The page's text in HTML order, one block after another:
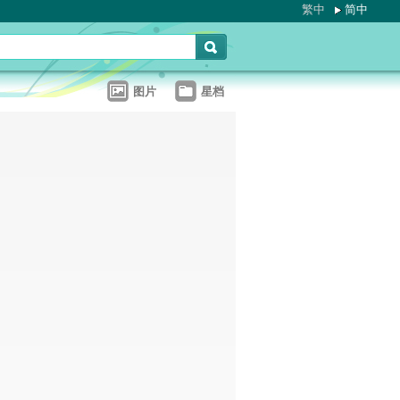
繁中 简中
图片 星档